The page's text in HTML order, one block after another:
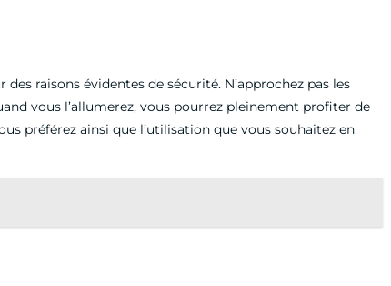
raisons évidentes de sécurité. N’approchez pas les
vous l’allumerez, vous pourrez pleinement profiter de
préférez ainsi que l’utilisation que vous souhaitez en